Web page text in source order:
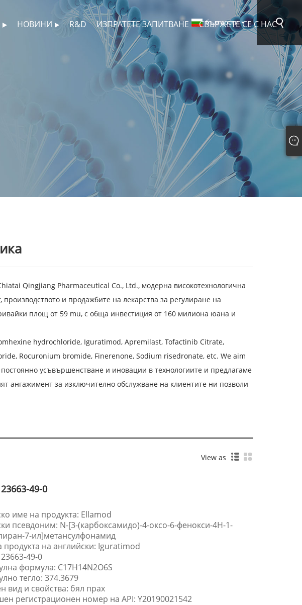
НОВИНИ R&D ИЗПРАТЕТЕ ЗАПИТВАНЕ СВЪРЖЕТЕ СЕ С НАС
български
Qingjiang Pharmaceutical Co., Ltd., модерна високотехнологична
и продажбите на лекарства за регулиране на
площ от 59 mu, с обща инвестиция от 160 милиона юана и
hydrochloride, Iguratimod, Apremilast, Tofactinib Citrate,
Rocuronium bromide, Finerenone, Sodium risedronate, etc. We aim
усъвършенстване и иновации в технологиите и предлагаме
ангажимент за изключително обслужване на клиентите ни позволи
View as
49-0
име на продукта: Ellamod
псевдоним: N-[3-(карбоксамидо)-4-оксо-6-фенокси-4Н-1-
7-ил]метансулфонамид
на английски: Iguratimod
49-0
формула: C17H14N2O6S
тегло: 374.3679
вид и свойства: бял прах
регистрационен номер на API: Y20190021542